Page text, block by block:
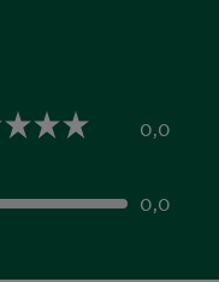
0,0
0,0